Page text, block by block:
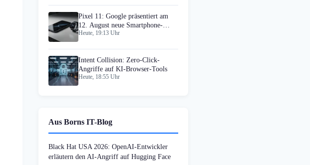
Pixel 11: Google präsentiert am
12. August neue Smartphone-
Generation
Heute, 19:13 Uhr
Intent Collision: Zero-Click-
Angriffe auf KI-Browser-Tools
Heute, 18:55 Uhr
Aus Borns IT-Blog
Black Hat USA 2026: OpenAI-Entwickler
erläutern den AI-Angriff auf Hugging Face